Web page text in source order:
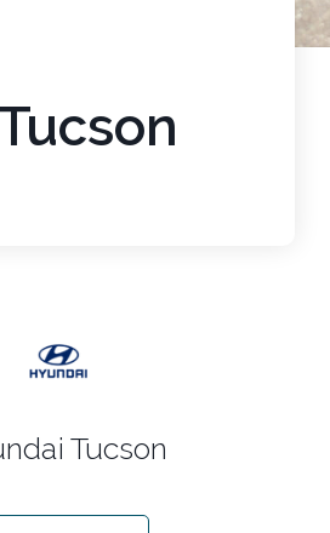
Tucson